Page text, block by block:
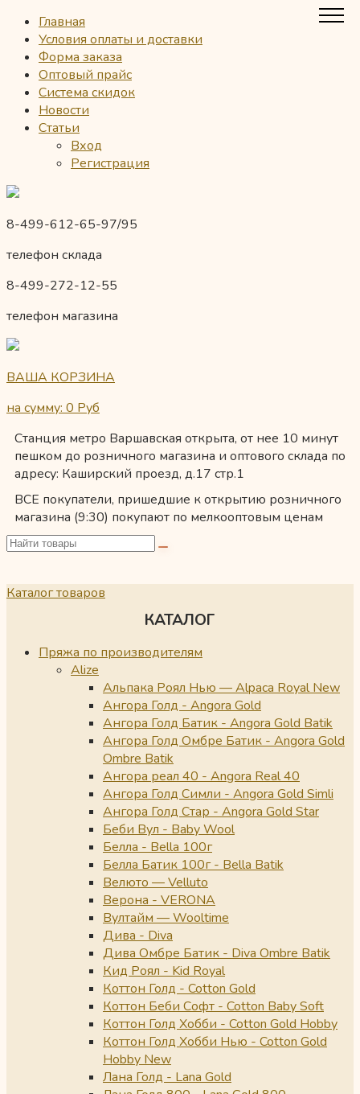
Главная
Условия оплаты и доставки
Форма заказа
Оптовый прайс
Система скидок
Новости
Статьи
Вход
Регистрация
8-499-612-65-97/95
телефон склада
8-499-272-12-55
телефон магазина
ВАША КОРЗИНА
на сумму: 0 Руб
Станция метро Варшавская открыта, от нее 10 минут
пешком до розничного магазина и оптового склада по
адресу: Каширский проезд, д.17 стр.1
ВСЕ покупатели, пришедшие к открытию розничного
магазина (9:30) покупают по мелкооптовым ценам
Каталог товаров
КАТАЛОГ
Пряжа по производителям
Alize
Альпака Роял Нью — Alpaca Royal New
Ангора Голд - Angora Gold
Ангора Голд Батик - Angora Gold Batik
Ангора Голд Омбре Батик - Angora Gold
Ombre Batik
Ангора реал 40 - Angora Real 40
Ангора Голд Симли - Angora Gold Simli
Ангора Голд Стар - Angora Gold Star
Беби Вул - Baby Wool
Белла - Bella 100г
Белла Батик 100г - Bella Batik
Велюто — Velluto
Верона - VERONA
Вултайм — Wooltime
Дива - Diva
Дива Омбре Батик - Diva Ombre Batik
Кид Роял - Kid Royal
Коттон Голд - Cotton Gold
Коттон Беби Софт - Cotton Baby Soft
Коттон Голд Хобби - Cotton Gold Hobby
Коттон Голд Хобби Нью - Cotton Gold
Hobby New
Лана Голд - Lana Gold